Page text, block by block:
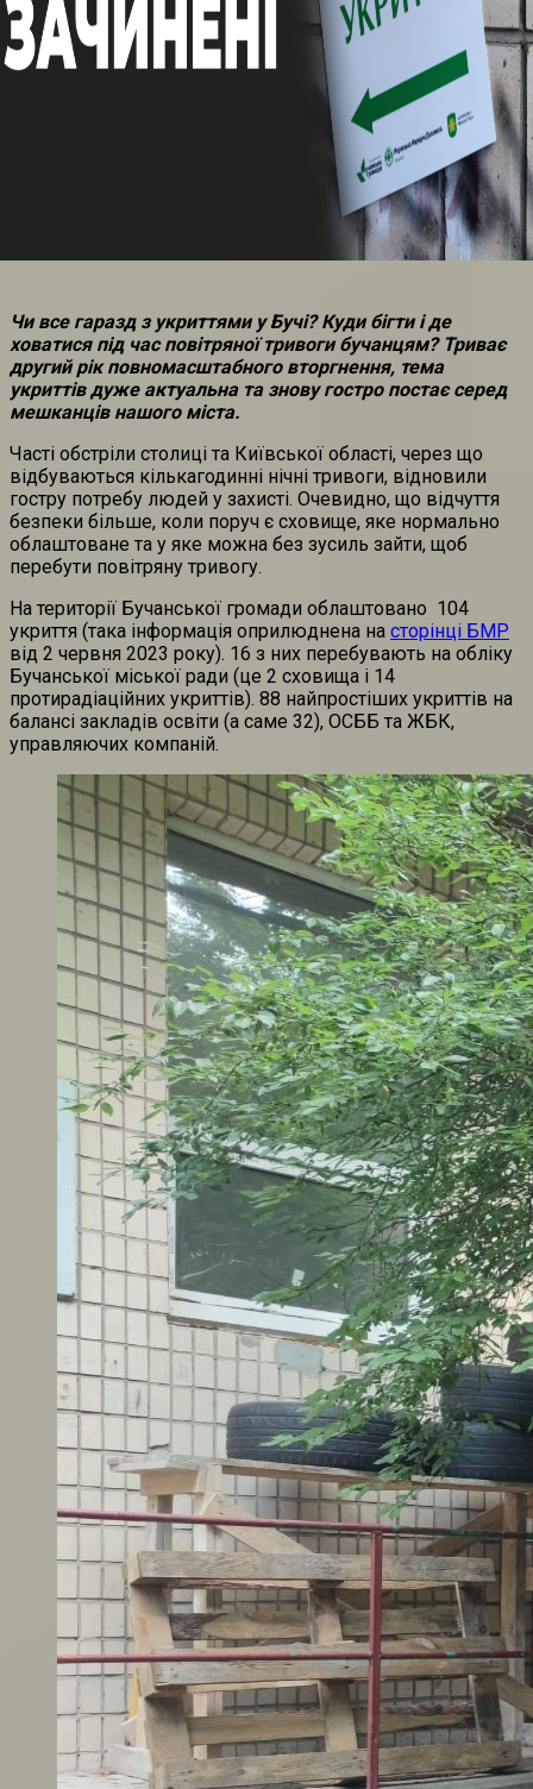
Чи все гаразд з укриттями у Бучі? Куди бігти і де
ховатися під час повітряної тривоги бучанцям? Триває
другий рік повномасштабного вторгнення, тема
укриттів дуже актуальна та знову гостро постає серед
мешканців нашого міста.
Часті обстріли столиці та Київської області, через що
відбуваються кількагодинні нічні тривоги, відновили
гостру потребу людей у захисті. Очевидно, що відчуття
безпеки більше, коли поруч є сховище, яке нормально
облаштоване та у яке можна без зусиль зайти, щоб
перебути повітряну тривогу.
На території Бучанської громади облаштовано 104
укриття (така інформація оприлюднена на сторінці БМР
від 2 червня 2023 року). 16 з них перебувають на обліку
Бучанської міської ради (це 2 сховища і 14
протирадіаційних укриттів). 88 найпростіших укриттів на
балансі закладів освіти (а саме 32), ОСББ та ЖБК,
управляючих компаній.